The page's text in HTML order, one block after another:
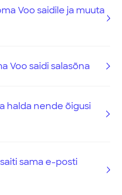
Voo saidile ja muuta
Voo saidi salasõna
halda nende õigusi
sama e-posti